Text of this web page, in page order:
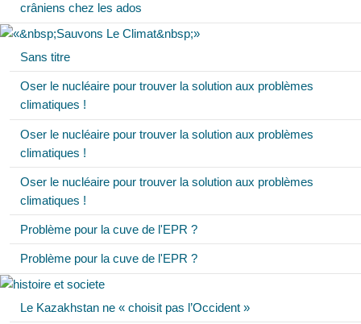
crâniens chez les ados
Sans titre
Oser le nucléaire pour trouver la solution aux problèmes
climatiques !
Oser le nucléaire pour trouver la solution aux problèmes
climatiques !
Oser le nucléaire pour trouver la solution aux problèmes
climatiques !
Problème pour la cuve de l'EPR ?
Problème pour la cuve de l'EPR ?
Le Kazakhstan ne « choisit pas l’Occident »